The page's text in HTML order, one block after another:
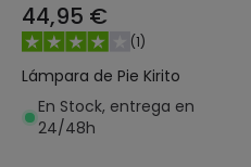
44,95 €
(1)
Lámpara de Pie Kirito
En Stock, entrega en
24/48h